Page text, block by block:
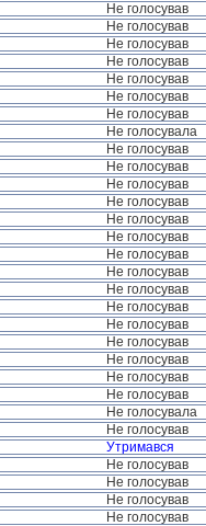
Не голосував
Не голосував
Не голосував
Не голосував
Не голосував
Не голосував
Не голосував
Не голосувала
Не голосував
Не голосував
Не голосував
Не голосував
Не голосував
Не голосував
Не голосував
Не голосував
Не голосував
Не голосував
Не голосував
Не голосував
Не голосував
Не голосував
Не голосував
Не голосувала
Не голосував
Утримався
Не голосував
Не голосував
Не голосував
Не голосував